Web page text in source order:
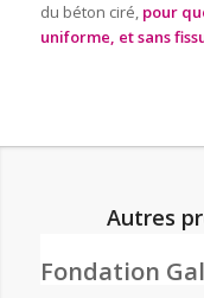
du béton ciré, pour
uniforme, et sans
Autres
Fondation